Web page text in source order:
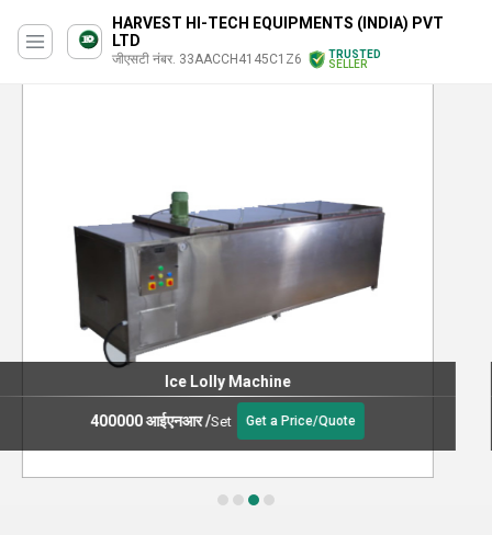
HARVEST HI-TECH EQUIPMENTS (INDIA) PVT
LTD
जीएसटी नंबर. 33AACCH4145C1Z6
TRUSTED
SELLER
Reciprocating Pump
75000.00 - 300000.00 आईएनआर/ Unit Get a Price/Quote